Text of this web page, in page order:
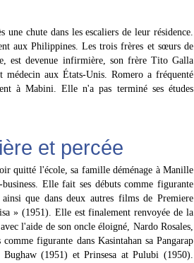
chute dans les escaliers de leur résidence.
aux Philippines. Les trois frères et sœurs de
est devenue infirmière, son frère Tito Galla
aux États-Unis. Romero a fréquenté
à Mabini. Elle n'a pas terminé ses études
et percée
quitté l'école, sa famille déménage à Manille
Elle fait ses débuts comme figurante
que dans deux autres films de Premiere
» (1951). Elle est finalement renvoyée de la
l'aide de son oncle éloigné, Nardo Rosales,
figurante dans Kasintahan sa Pangarap
(1951) et Prinsesa at Pulubi (1950).